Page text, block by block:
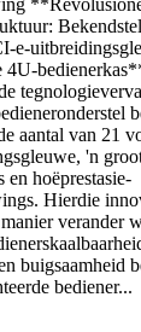
e-
4U-
aantal van 21
'n
en hoëprestasie-
Hierdie
verander
buigsaamheid
bediener...